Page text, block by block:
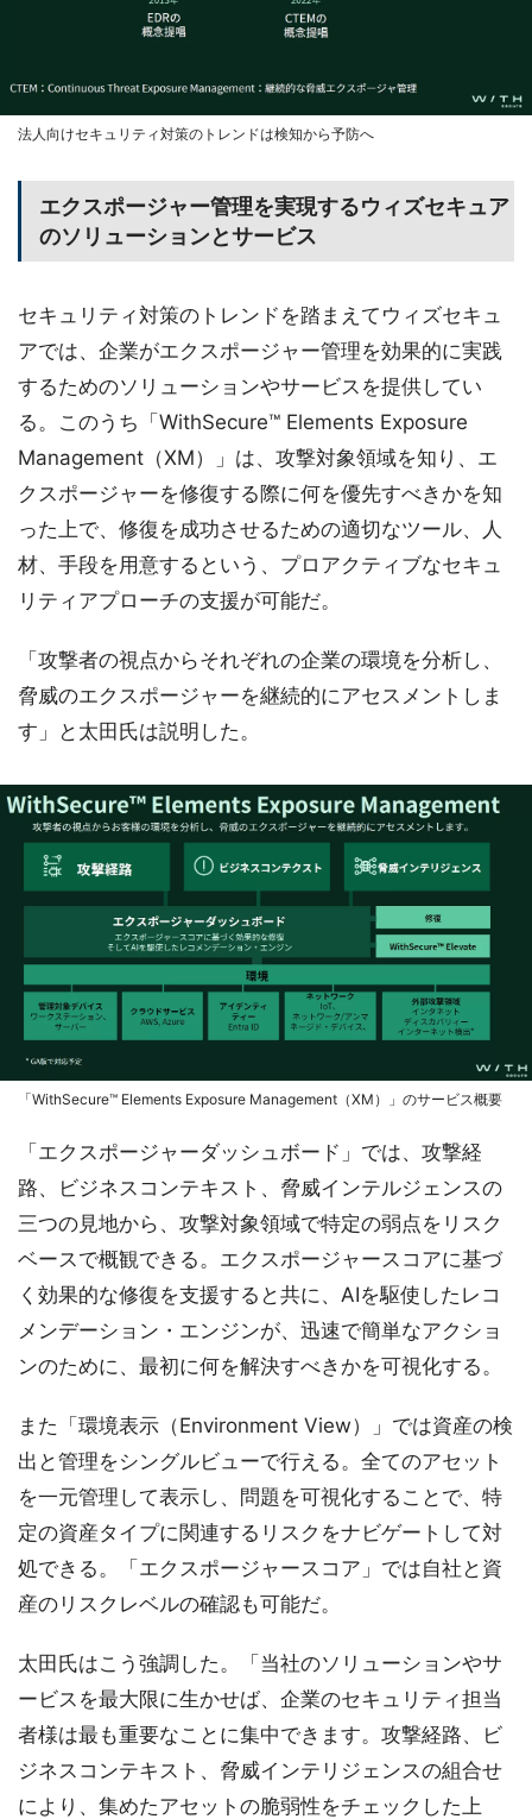
法人向けセキュリティ対策のトレンドは検知から予防へ
エクスポージャー管理を実現するウィズセキュア
のソリューションとサービス
セキュリティ対策のトレンドを踏まえてウィズセキュ
アでは、企業がエクスポージャー管理を効果的に実践
するためのソリューションやサービスを提供してい
る。このうち「WithSecure™ Elements Exposure
Management（XM）」は、攻撃対象領域を知り、エ
クスポージャーを修復する際に何を優先すべきかを知
った上で、修復を成功させるための適切なツール、人
材、手段を用意するという、プロアクティブなセキュ
リティアプローチの支援が可能だ。
「攻撃者の視点からそれぞれの企業の環境を分析し、
脅威のエクスポージャーを継続的にアセスメントしま
す」と太田氏は説明した。
「WithSecure™ Elements Exposure Management（XM）」のサービス概要
「エクスポージャーダッシュボード」では、攻撃経
路、ビジネスコンテキスト、脅威インテルジェンスの
三つの見地から、攻撃対象領域で特定の弱点をリスク
ベースで概観できる。エクスポージャースコアに基づ
く効果的な修復を支援すると共に、AIを駆使したレコ
メンデーション・エンジンが、迅速で簡単なアクショ
ンのために、最初に何を解決すべきかを可視化する。
また「環境表示（Environment View）」では資産の検
出と管理をシングルビューで行える。全てのアセット
を一元管理して表示し、問題を可視化することで、特
定の資産タイプに関連するリスクをナビゲートして対
処できる。「エクスポージャースコア」では自社と資
産のリスクレベルの確認も可能だ。
太田氏はこう強調した。「当社のソリューションやサ
ービスを最大限に生かせば、企業のセキュリティ担当
者様は最も重要なことに集中できます。攻撃経路、ビ
ジネスコンテキスト、脅威インテリジェンスの組合せ
により、集めたアセットの脆弱性をチェックした上